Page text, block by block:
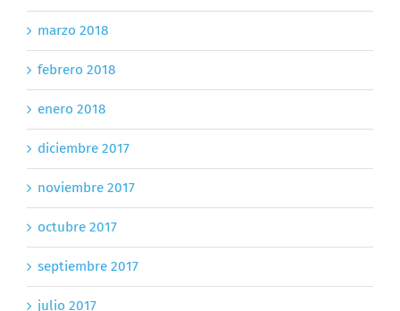
marzo 2018
febrero 2018
enero 2018
diciembre 2017
noviembre 2017
octubre 2017
septiembre 2017
julio 2017